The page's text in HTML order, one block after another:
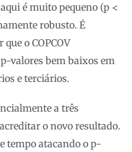
é muito pequeno (p <
robusto. É
o COPCOV
valores bem baixos em
e terciários.
a três
o novo resultado.
tempo atacando o p-